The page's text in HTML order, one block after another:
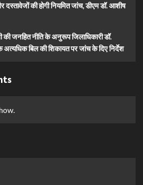
की होगी नियमित जांच, डीएम डॉ. आशीष
की जनहित नीति के अनुरूप जिलाधिकारी डॉ.
बिल की शिकायत पर जांच के दिए निर्देश